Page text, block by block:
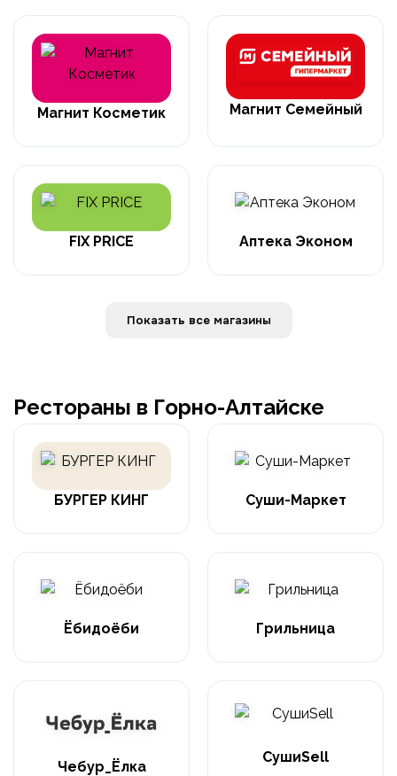
Магнит Косметик Магнит Семейный
FIX PRICE Аптека Эконом
Показать все магазины
Рестораны в Горно-Алтайске
БУРГЕР КИНГ Суши-Маркет
Ёбидоёби Грильница
Чебур_Ёлка
СушиSell